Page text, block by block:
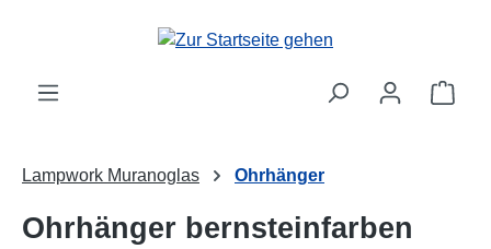
Zum Hauptinhalt springen
Lampwork Muranoglas Ohrhänger
Ohrhänger bernsteinfarben